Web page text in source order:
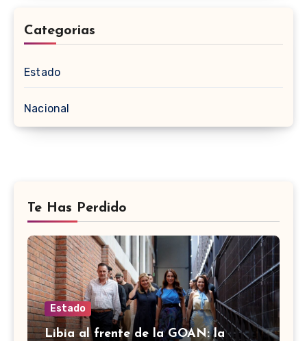
Categorias
Estado
Nacional
Te Has Perdido
Estado
Libia al frente de la GOAN: la